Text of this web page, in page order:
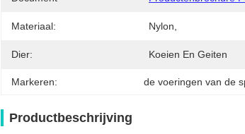
Materiaal: Nylon,
Dier: Koeien En Geiten
Markeren: de voeringen van de
Productbeschrijving